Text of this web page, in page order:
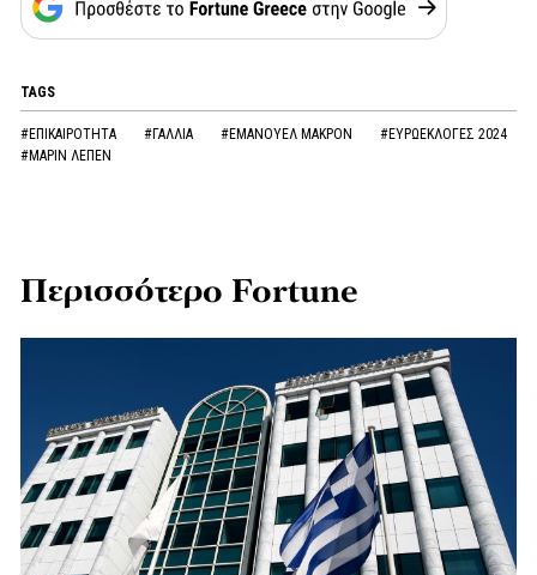
TAGS
#ΕΠΙΚΑΙΡΟΤΗΤΑ #ΓΑΛΛΙΑ #ΕΜΑΝΟΥΕΛ ΜΑΚΡΟΝ
#ΕΥΡΩΕΚΛΟΓΕΣ 2024
#ΜΑΡΙΝ ΛΕΠΕΝ
Περισσότερο Fortune